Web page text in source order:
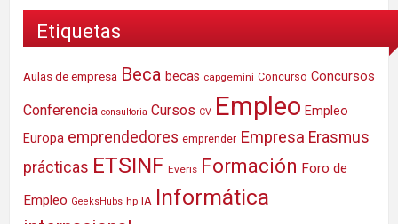
Etiquetas
Aulas de empresa Beca becas capgemini Concurso Concursos
Conferencia consultoria Cursos CV Empleo Empleo
Europa emprendedores emprender Empresa Erasmus
prácticas ETSINF Everis Formación Foro de
Empleo GeeksHubs hp IA Informática